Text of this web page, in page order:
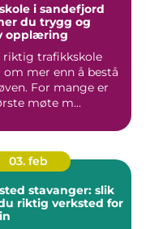
i sandefjord
du trygg og
opplæring
riktig trafikkskole
om mer enn å bestå
For mange er
møte m...
03. feb
stavanger: slik
riktig verksted for